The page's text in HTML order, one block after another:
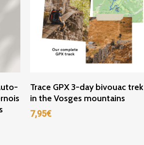
Ajouter Au Panier
Trace GPX 3-day bivouac trek
in the Vosges mountains
7,95€